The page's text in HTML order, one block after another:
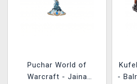
Puchar World of
Warcraft - Jaina
-